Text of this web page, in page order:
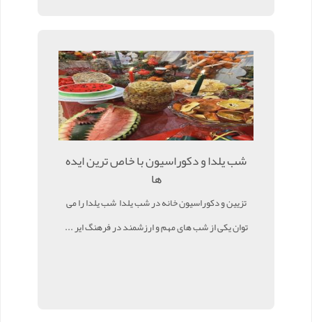
شب یلدا و دکوراسیون با خاص ترین ایده
ها
تزیین و دکوراسیون خانه در شب یلدا شب یلدا را می
توان یکی از شب های مهم و ارزشمند در فرهنگ ایر ...